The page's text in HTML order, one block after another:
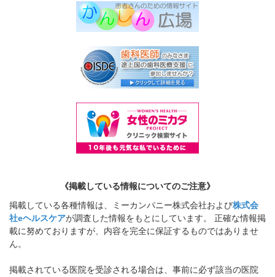
《掲載している情報についてのご注意》
掲載している各種情報は、ミーカンパニー株式会社および株式会
社eヘルスケアが調査した情報をもとにしています。 正確な情報掲
載に努めておりますが、内容を完全に保証するものではありませ
ん。
掲載されている医院を受診される場合は、事前に必ず該当の医院